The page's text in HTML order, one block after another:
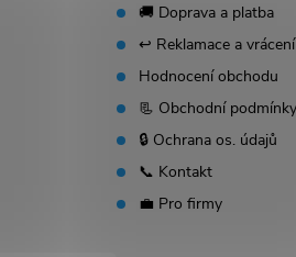
🚚 Doprava a platba
↩️ Reklamace a vrácení
Hodnocení obchodu
📃 Obchodní podmínky
🔒 Ochrana os. údajů
📞 Kontakt
💼 Pro firmy